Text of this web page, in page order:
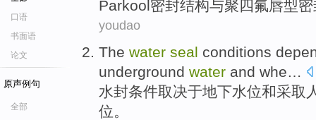
口语
书面语
论文
原声例句
全部
Parkool密封结构与聚四氟唇型
youdao
The water seal conditions
underground water and whe…
水封条件取决于地下水位和采取
位。